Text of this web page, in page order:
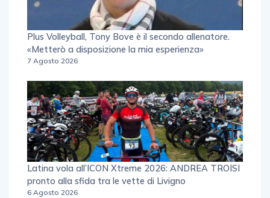
Plus Volleyball, Tony Bove è il secondo allenatore.
«Metterò a disposizione la mia esperienza»
7 Agosto 2026
Latina vola all’ICON Xtreme 2026: ANDREA TROISI
pronto alla sfida tra le vette di Livigno
6 Agosto 2026